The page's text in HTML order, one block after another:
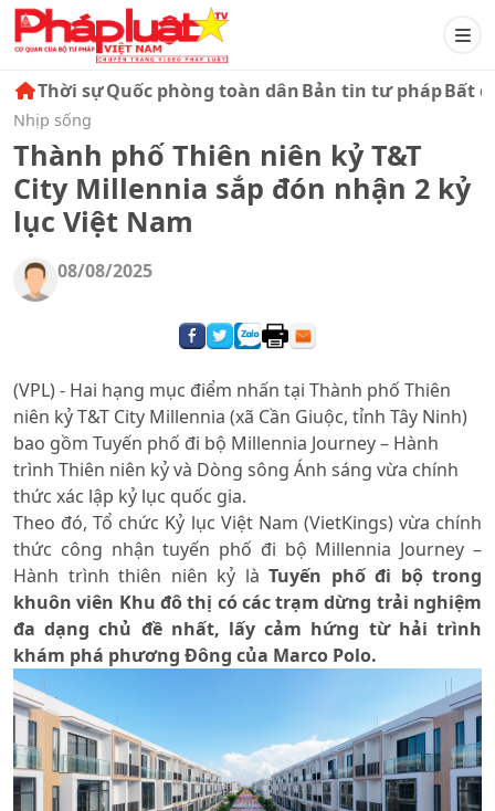
Thời sựQuốc phòng toàn dânBản tin tư phápBất
Nhịp sống
Thành phố Thiên niên kỷ T&T
City Millennia sắp đón nhận 2 kỷ
lục Việt Nam
08/08/2025
(VPL) - Hai hạng mục điểm nhấn tại Thành phố Thiên
niên kỷ T&T City Millennia (xã Cần Giuộc, tỉnh Tây Ninh)
bao gồm Tuyến phố đi bộ Millennia Journey – Hành
trình Thiên niên kỷ và Dòng sông Ánh sáng vừa chính
thức xác lập kỷ lục quốc gia.
Theo đó, Tổ chức Kỷ lục Việt Nam (VietKings) vừa chính
thức công nhận tuyến phố đi bộ Millennia Journey –
Hành trình thiên niên kỷ là Tuyến phố đi bộ trong
khuôn viên Khu đô thị có các trạm dừng trải nghiệm
đa dạng chủ đề nhất, lấy cảm hứng từ hải trình
khám phá phương Đông của Marco Polo.